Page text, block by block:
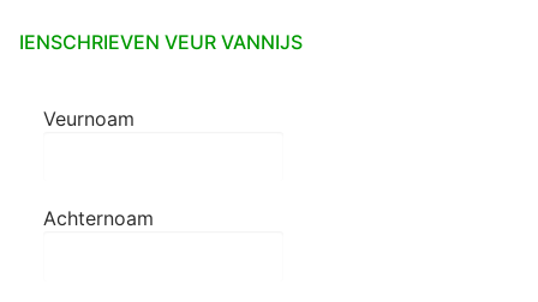
IENSCHRIEVEN VEUR VANNIJS
Veurnoam
Achternoam